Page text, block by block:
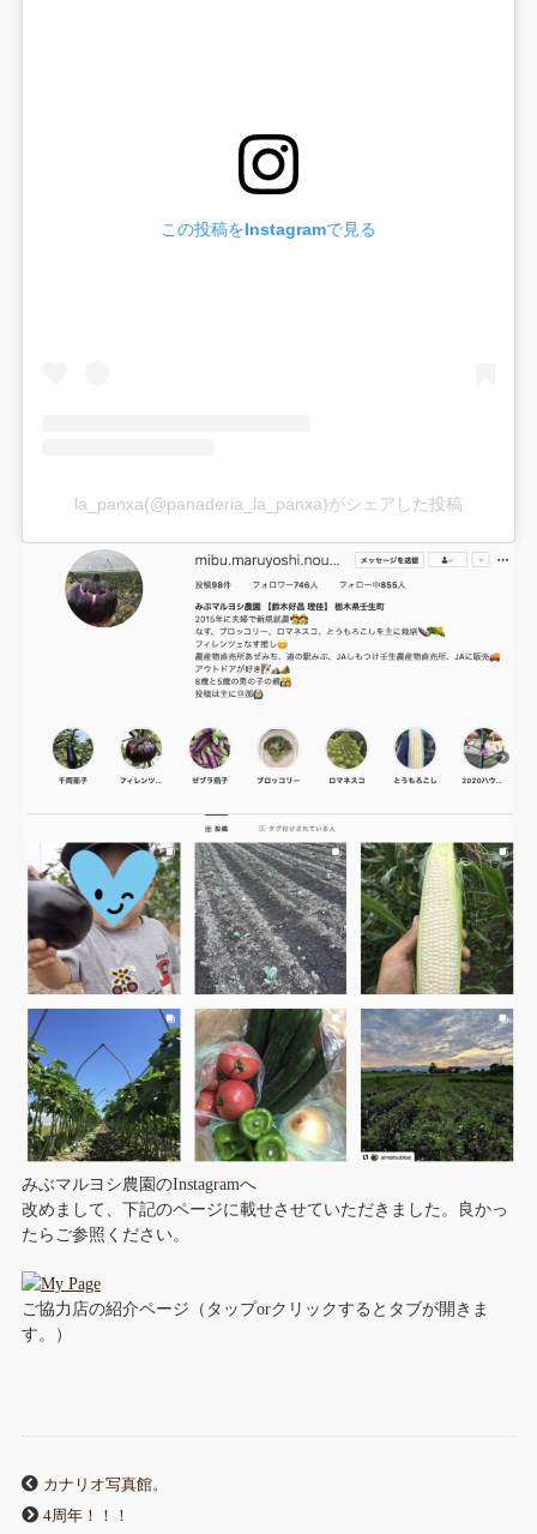
この投稿をInstagramで見る
la_panxa(@panaderia_la_panxa)がシェアした投稿
みぶマルヨシ農園のInstagramへ
改めまして、下記のページに載せさせていただきました。良かっ
たらご参照ください。
ご協力店の紹介ページ（タップorクリックするとタブが開きま
す。）
カナリオ写真館。
4周年！！！